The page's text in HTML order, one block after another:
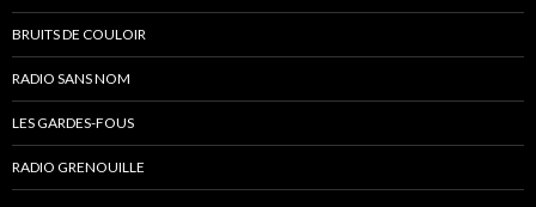
BRUITS DE COULOIR
RADIO SANS NOM
LES GARDES-FOUS
RADIO GRENOUILLE